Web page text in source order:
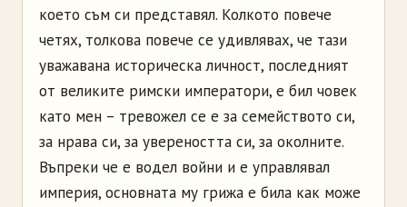
което съм си представял. Колкото повече
четях, толкова повече се удивлявах, че тази
уважавана историческа личност, последният
от великите римски императори, е бил човек
като мен – тревожел се е за семейството си,
за нрава си, за увереността си, за околните.
Въпреки че е водел войни и е управлявал
империя, основната му грижа е била как може